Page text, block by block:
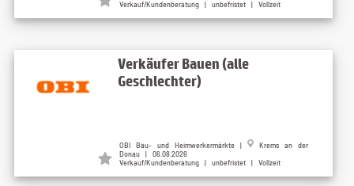
Verkauf/Kundenberatung | unbefristet | Vollzeit
Verkäufer Bauen (alle
Geschlechter)
OBI Bau- und Heimwerkermärkte |
Krems an der
Donau | 06.08.2026
Verkauf/Kundenberatung | unbefristet | Vollzeit